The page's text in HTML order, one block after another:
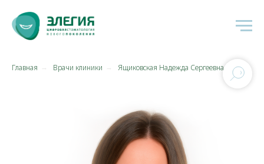
Главная → Врачи клиники → Ящиковская Надежда Сергеевна